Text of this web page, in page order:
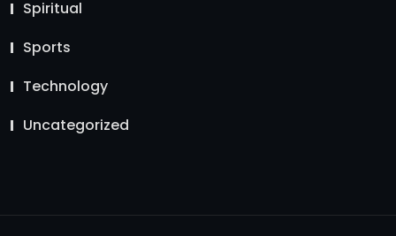
Spiritual
Sports
Technology
Uncategorized